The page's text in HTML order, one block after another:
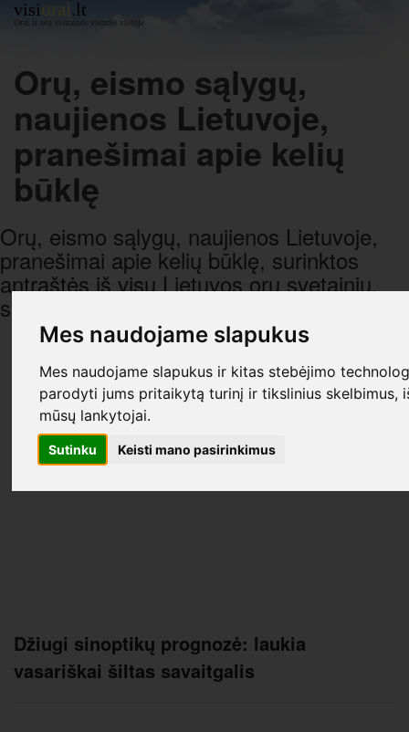
Mes naudojame slapukus
Mes naudojame slapukus ir kitas stebėjimo
parodyti jums pritaikytą turinį ir tikslinius skelbimus,
mūsų lankytojai.
Sutinku Keisti mano pasirinkimus
visiorai.lt
Orai ir orų svetainės vienoje vietoje
Orų, eismo sąlygų,
naujienos Lietuvoje,
pranešimai apie kelių
būklę
Orų, eismo sąlygų, naujienos Lietuvoje,
pranešimai apie kelių būklę, surinktos
antraštės iš visų Lietuvos orų svetainių,
sugrupuotos pagal datą ir laiką.
R E K L A M A
Džiugi sinoptikų prognozė: laukia
vasariškai šiltas savaitgalis